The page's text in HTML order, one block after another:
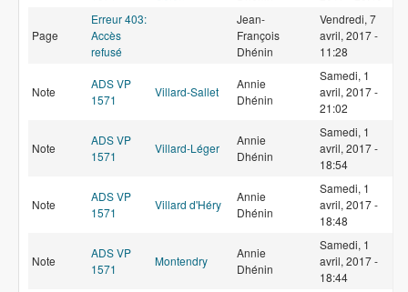
Page
Erreur 403:
Accès
refusé
Jean-
François
Dhénin
Vendredi, 7
avril, 2017 -
11:28
Note
ADS VP
1571
Villard-Sallet
Annie
Dhénin
Samedi, 1
avril, 2017 -
21:02
Note
ADS VP
1571
Villard-Léger
Annie
Dhénin
Samedi, 1
avril, 2017 -
18:54
Note
ADS VP
1571
Villard d'Héry
Annie
Dhénin
Samedi, 1
avril, 2017 -
18:48
Note
ADS VP
1571
Montendry
Annie
Dhénin
Samedi, 1
avril, 2017 -
18:44